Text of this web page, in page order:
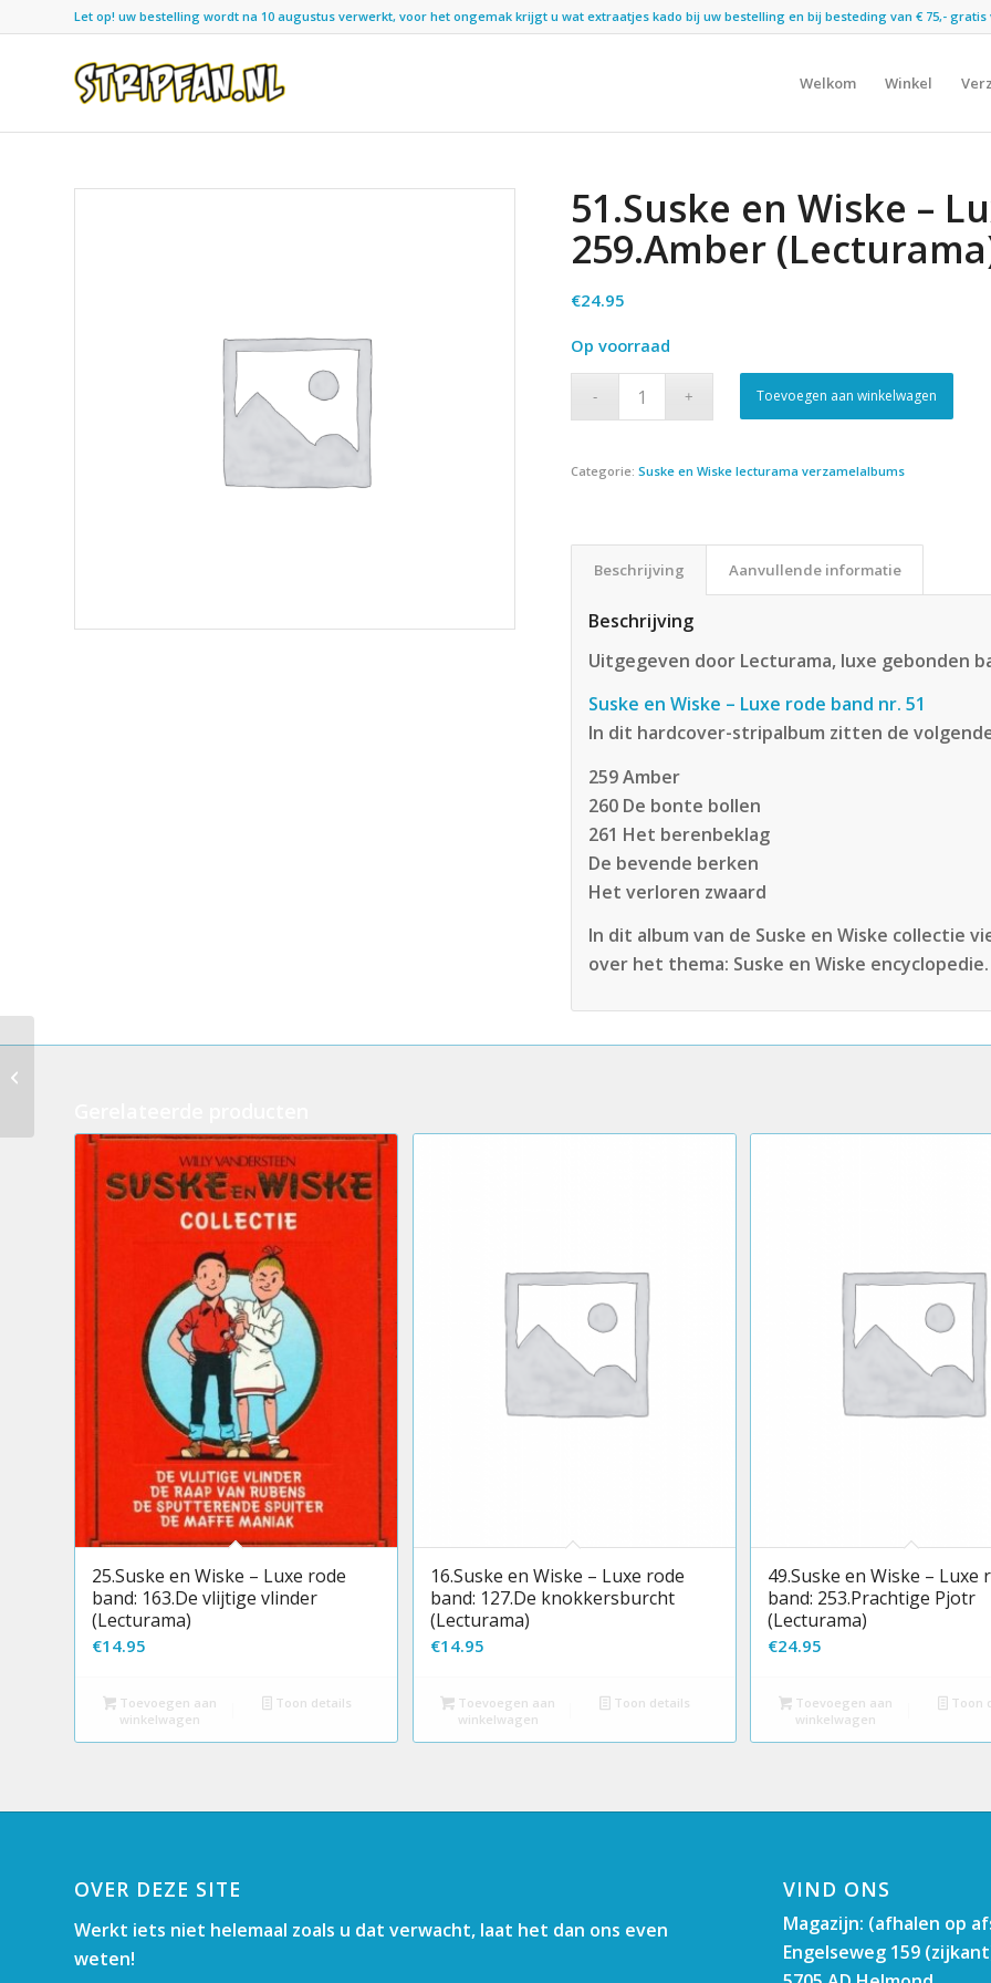
Let op! uw bestelling wordt na 10 augustus verwerkt, voor het ongemak krijgt u wat extraatjes kado bij uw bestelling en bij besteding van € 75,-
Welkom Winkel
51.Suske en Wiske –
259.Amber
€24.95
Op voorraad
Toevoegen aan winkelwagen
Categorie:Suske en Wiske lecturama verzamelalbums
Beschrijving Aanvullende informatie
Beschrijving
Uitgegeven door Lecturama, luxe gebonden
Suske en Wiske – Luxe rode band nr. 51
In dit hardcover-stripalbum zitten de
259 Amber
260 De bonte bollen
261 Het berenbeklag
De bevende berken
Het verloren zwaard
In dit album van de Suske en Wiske collectie
over het thema: Suske en Wiske encyclopedie.
25.Suske en Wiske – Luxe rode
band: 163.De vlijtige vlinder
(Lecturama)
€14.95
Toevoegen aan
winkelwagen
Toon details
16.Suske en Wiske – Luxe rode
band: 127.De knokkersburcht
(Lecturama)
€14.95
Toevoegen aan
winkelwagen
Toon details
49.Suske en Wiske – Luxe
band: 253.Prachtige Pjotr
(Lecturama)
€24.95
Toevoegen aan
winkelwagen
Toon
OVER DEZE SITE
Werkt iets niet helemaal zoals u dat verwacht, laat het dan ons even
weten!
VIND ONS
Magazijn: (afhalen op
Engelseweg 159
343.Suske en Wiske –